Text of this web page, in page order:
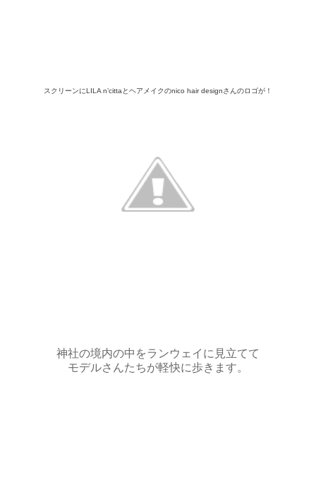
スクリーンにLILA n’cittaとヘアメイクのnico hair designさんのロゴが！
神社の境内の中をランウェイに見立てて
モデルさんたちが軽快に歩きます。